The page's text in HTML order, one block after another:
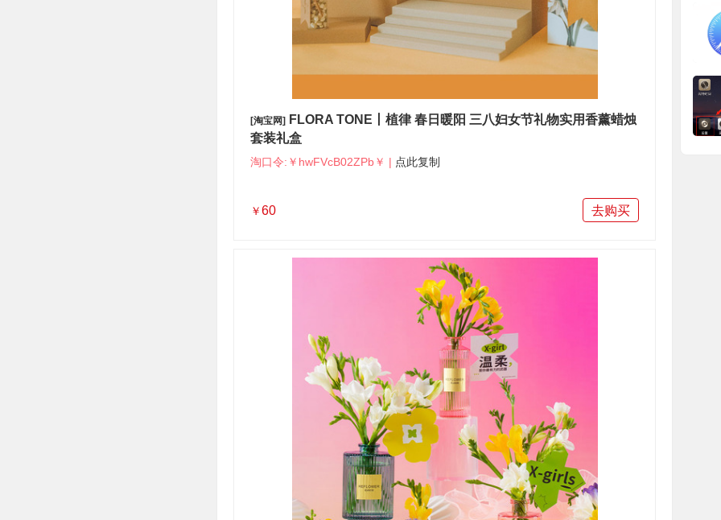
[淘宝网]FLORA TONE丨植律 春日暖阳 三八妇女节礼物实用香薰蜡烛
套装礼盒
淘口令:￥hwFVcB02ZPb￥ | 点此复制
￥60 去购买